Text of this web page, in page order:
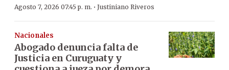
Agosto 7, 2026 07:45 p. m. · Justiniano Riveros
Nacionales
Abogado denuncia falta de
Justicia en Curuguaty y